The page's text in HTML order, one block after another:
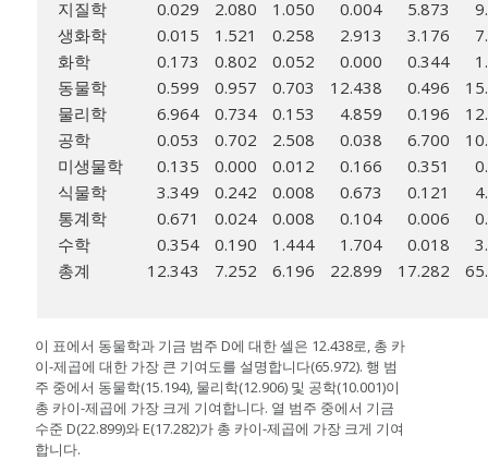
지질학 0.029 2.080 1.050 0.004 5.873
생화학
0.015 1.521 0.258 2.913 3.176
화학
0.173 0.802 0.052 0.000 0.344
동물학
0.599 0.957 0.703 12.438 0.496
물리학
6.964 0.734 0.153 4.859 0.196
공학
0.053 0.702 2.508 0.038 6.700
미생물학
0.135 0.000 0.012 0.166 0.351
식물학
3.349 0.242 0.008 0.673 0.121
통계학
0.671 0.024 0.008 0.104 0.006
수학
0.354 0.190 1.444 1.704 0.018
총계
12.343 7.252 6.196 22.899 17.282
이 표에서 동물학과 기금 범주 D에 대한 셀은 12.438로, 총 카
이-제곱에 대한 가장 큰 기여도를 설명합니다(65.972). 행 범
주 중에서 동물학(15.194), 물리학(12.906) 및 공학(10.001)이
총 카이-제곱에 가장 크게 기여합니다. 열 범주 중에서 기금
수준 D(22.899)와 E(17.282)가 총 카이-제곱에 가장 크게 기여
합니다.